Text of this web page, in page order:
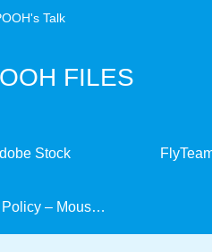
Talk
FILES
Stock
Privacy Policy – MouseMate